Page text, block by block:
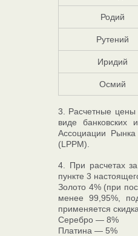
Родий
Рутений
Иридий
Осмий
3. Расчетные цены
виде банковских
Ассоциации
(LPPM).
4. При расчетах
пункте 3
Золото 4% (при
менее 99,95%,
применяется
Серебро — 8%
Платина — 5%